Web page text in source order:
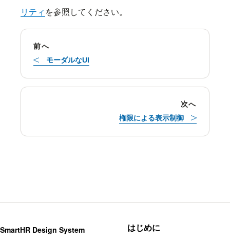
リティ を参照してください。
前へ
モーダルなUI
次へ
権限による表示制御
SmartHR Design System はじめに